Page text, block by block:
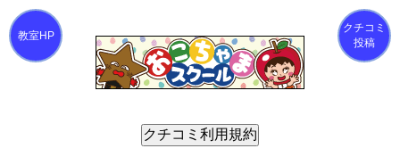
クチコミ
投稿